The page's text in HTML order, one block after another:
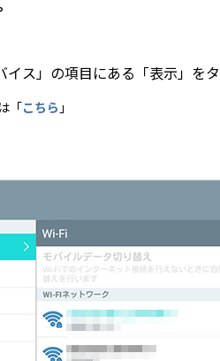
イス」の項目にある「表示」を
「こちら 」